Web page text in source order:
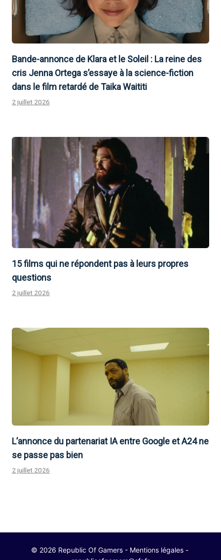
Bande-annonce de Klara et le Soleil : La reine des
cris Jenna Ortega s’essaye à la science-fiction
dans le film retardé de Taika Waititi
2 juillet 2026
15 films qui ne répondent pas à leurs propres
questions
2 juillet 2026
L’annonce du partenariat IA entre Google et A24 ne
se passe pas bien
2 juillet 2026
© 2026 Republic Of Gamers - Mentions légales-